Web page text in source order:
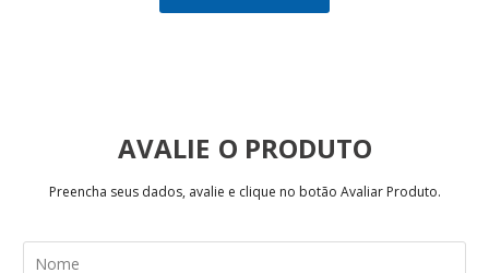
AVALIE
Preencha seus dados, avalie e clique no botão Avaliar Produto.